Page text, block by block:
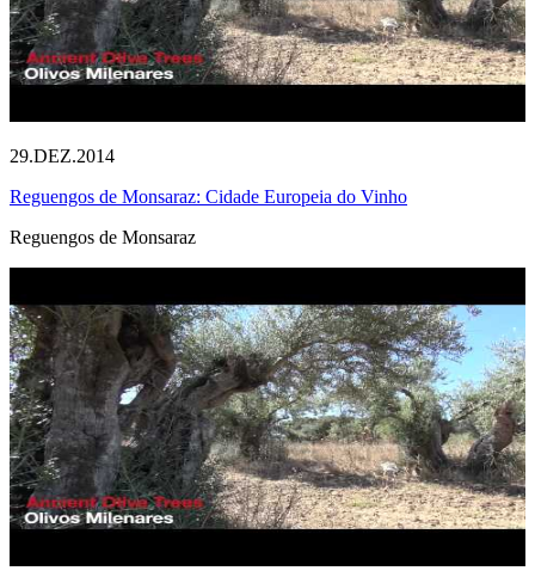
29.DEZ.2014
Reguengos de Monsaraz: Cidade Europeia do Vinho
Reguengos de Monsaraz